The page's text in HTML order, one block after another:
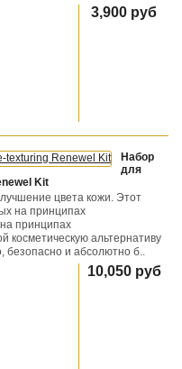
3,900 руб
Набор
для
Kit
цвета кожи. Этот
на принципах
принципах
косметическую альтернативу
безопасно и абсолютно б..
10,050 руб